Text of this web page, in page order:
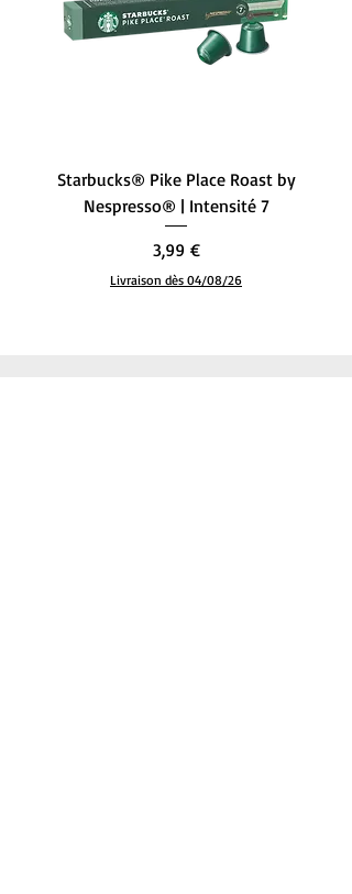
Starbucks® Pike Place Roast by
Nespresso® | Intensité 7
Prix
3,99 €
Livraison dès 04/08/26